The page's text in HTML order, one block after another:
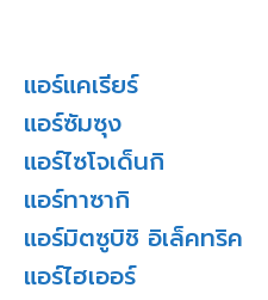
แอร์แคเรียร์
แอร์ซัมซุง
แอร์ไซโจเด็นกิ
แอร์ทาซากิ
แอร์มิตซูบิชิ อิเล็คทริค
แอร์ไฮเออร์